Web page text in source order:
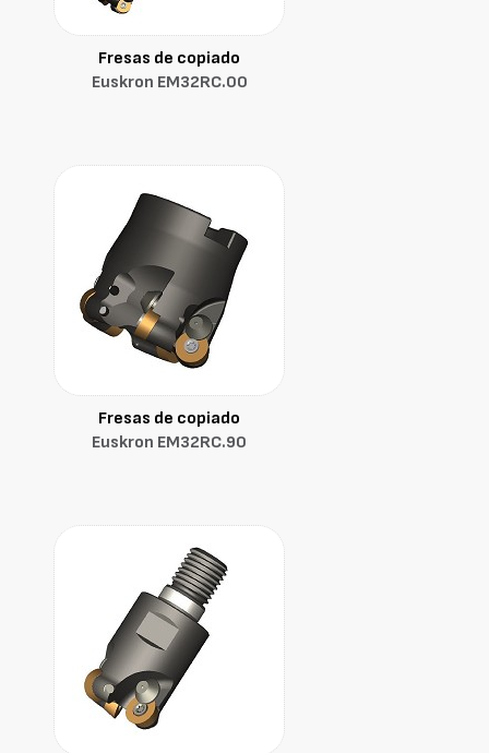
Fresas de copiado
Euskron EM32RC.00
Fresas de copiado
Euskron EM32RC.90